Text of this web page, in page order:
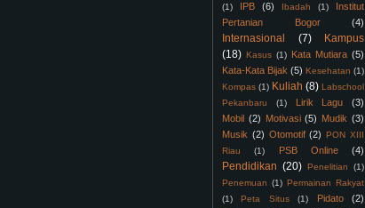
(1)
IPB (6) Ibadah (1)
Institut
Pertanian Bogor
(4)
Internasional (7)
Kampus
(18) Kasus (1) Kata Mutiara (5)
Kata-Kata Bijak (5) Kesehatan (1)
Kompas (1) Kuliah (8) Labschool
Pekanbaru
(1) Lirik Lagu
(3)
Mobil (2) Motivasi (5) Mudik (3)
Musik (2) Otomotif (2) PON XIII
Riau
(1) PSB Online (4)
Pendidikan (20) Penelitian
(1)
Penemuan (1) Permainan Rakyat
(1)
Peta Situs (1) Pidato (2)